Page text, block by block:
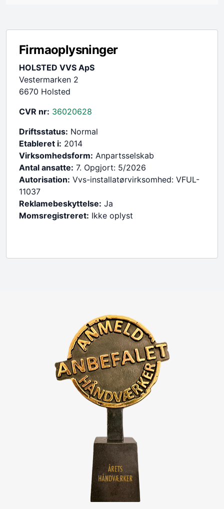
Firmaoplysninger
HOLSTED VVS ApS
Vestermarken 2
6670 Holsted
CVR nr: 36020628
Driftsstatus: Normal
Etableret i: 2014
Virksomhedsform: Anpartsselskab
Antal ansatte: 7. Opgjort: 5/2026
Autorisation: Vvs-installatørvirksomhed: VFUL-
11037
Reklamebeskyttelse: Ja
Momsregistreret: Ikke oplyst